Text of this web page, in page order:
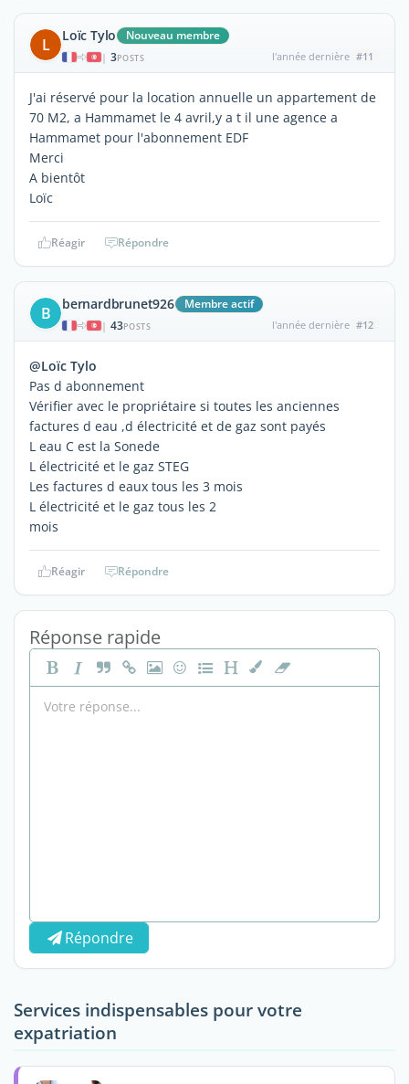
L Loïc Tylo Nouveau membre
| 3POSTS l'année dernière #11
J'ai réservé pour la location annuelle un appartement de
70 M2, a Hammamet le 4 avril,y a t il une agence a
Hammamet pour l'abonnement EDF
Merci
A bientôt
Loïc
Réagir Répondre
B bernardbrunet926 Membre actif
| 43POSTS l'année dernière #12
@Loïc Tylo
Pas d abonnement
Vérifier avec le propriétaire si toutes les anciennes
factures d eau ,d électricité et de gaz sont payés
L eau C est la Sonede
L électricité et le gaz STEG
Les factures d eaux tous les 3 mois
L électricité et le gaz tous les 2
mois
Réagir Répondre
Réponse rapide
Répondre
Services indispensables pour votre
expatriation